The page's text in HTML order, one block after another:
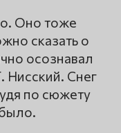
Оно тоже
сказать о
осознавал
Нисский. Снег
по сюжету